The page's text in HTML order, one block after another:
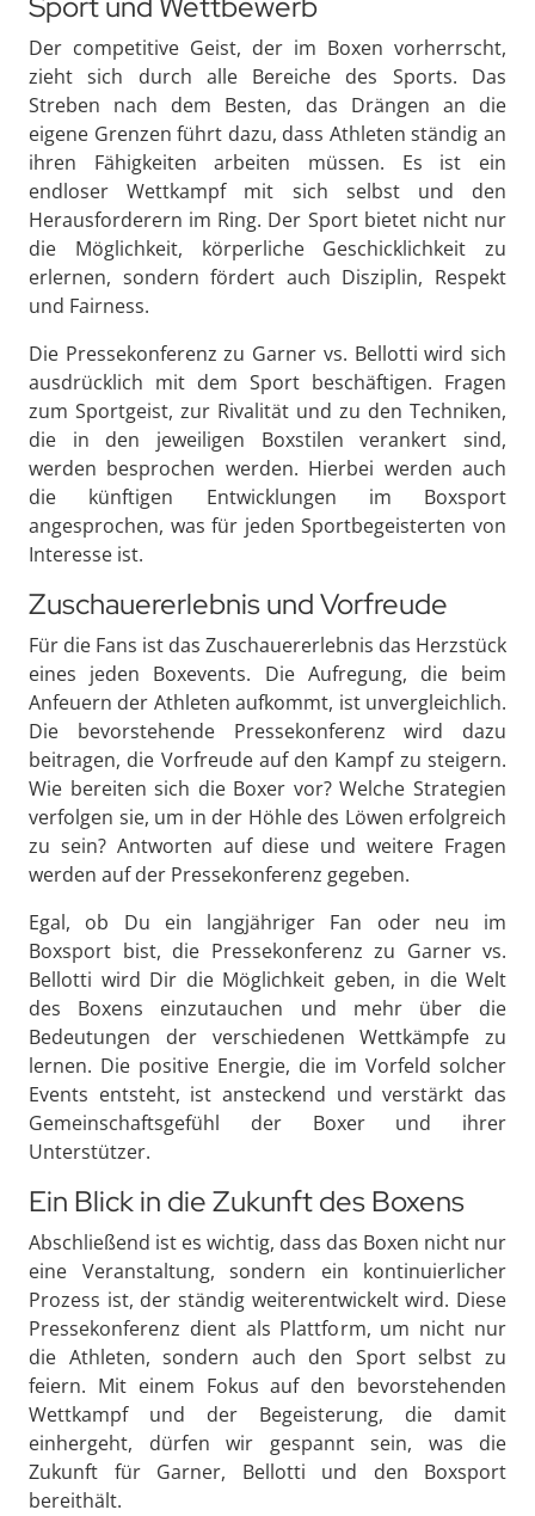
Der competitive Geist, der im Boxen vorherrscht,
zieht sich durch alle Bereiche des Sports. Das
Streben nach dem Besten, das Drängen an die
eigene Grenzen führt dazu, dass Athleten ständig an
ihren Fähigkeiten arbeiten müssen. Es ist ein
endloser Wettkampf mit sich selbst und den
Herausforderern im Ring. Der Sport bietet nicht nur
die Möglichkeit, körperliche Geschicklichkeit zu
erlernen, sondern fördert auch Disziplin, Respekt
und Fairness.
Die Pressekonferenz zu Garner vs. Bellotti wird sich
ausdrücklich mit dem Sport beschäftigen. Fragen
zum Sportgeist, zur Rivalität und zu den Techniken,
die in den jeweiligen Boxstilen verankert sind,
werden besprochen werden. Hierbei werden auch
die künftigen Entwicklungen im Boxsport
angesprochen, was für jeden Sportbegeisterten von
Interesse ist.
Zuschauererlebnis und Vorfreude
Für die Fans ist das Zuschauererlebnis das Herzstück
eines jeden Boxevents. Die Aufregung, die beim
Anfeuern der Athleten aufkommt, ist unvergleichlich.
Die bevorstehende Pressekonferenz wird dazu
beitragen, die Vorfreude auf den Kampf zu steigern.
Wie bereiten sich die Boxer vor? Welche Strategien
verfolgen sie, um in der Höhle des Löwen erfolgreich
zu sein? Antworten auf diese und weitere Fragen
werden auf der Pressekonferenz gegeben.
Egal, ob Du ein langjähriger Fan oder neu im
Boxsport bist, die Pressekonferenz zu Garner vs.
Bellotti wird Dir die Möglichkeit geben, in die Welt
des Boxens einzutauchen und mehr über die
Bedeutungen der verschiedenen Wettkämpfe zu
lernen. Die positive Energie, die im Vorfeld solcher
Events entsteht, ist ansteckend und verstärkt das
Gemeinschaftsgefühl der Boxer und ihrer
Unterstützer.
Ein Blick in die Zukunft des Boxens
Abschließend ist es wichtig, dass das Boxen nicht nur
eine Veranstaltung, sondern ein kontinuierlicher
Prozess ist, der ständig weiterentwickelt wird. Diese
Pressekonferenz dient als Plattform, um nicht nur
die Athleten, sondern auch den Sport selbst zu
feiern. Mit einem Fokus auf den bevorstehenden
Wettkampf und der Begeisterung, die damit
einhergeht, dürfen wir gespannt sein, was die
Zukunft für Garner, Bellotti und den Boxsport
bereithält.